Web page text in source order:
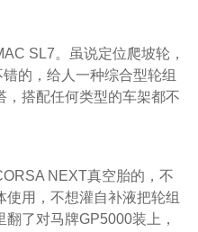
SL7。虽说定位爬坡轮，
的，给人一种综合型轮组
，搭配任何类型的车架都不
NEXT真空胎的，不
用，不想灌自补液把轮组
了对马牌GP5000装上，